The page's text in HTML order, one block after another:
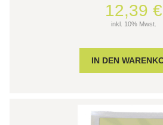
12,39 €
inkl. 10% Mwst.